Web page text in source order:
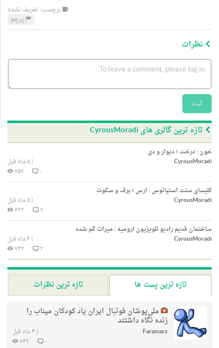
برچسب: تعریف نشده
پرچم
نظرات
ثبت
تازه ترین گالری های CyrousMoradi
خون : درخت ؛ دیوار و دی
CyrousMoradi
|۵ ماه قبل
۰
۸۵۷
کلیسای سنت استپانوس : ارس ؛ برف و سکوت
CyrousMoradi
|۵ ماه قبل
۲
۶۳۲
ساختمان قدیم رادیو تلویزیون ارومیه : میراث گم شده
CyrousMoradi
|۶ ماه قبل
۲
۷۴۲
تازه ترین پست ها
تازه ترین نظرات
ملی‌پوشان فوتبال ایران یاد کودکان میناب را
زنده نگاه داشتند
Faramarz
| ۴ ماه قبل
۰
۷۴۹